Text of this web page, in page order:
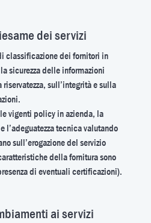
dei servizi
classificazione dei fornitori in
sicurezza delle informazioni
sull’integrità e sulla
vigenti policy in azienda, la
l’adeguatezza tecnica valutando
sull’erogazione del servizio
della fornitura sono
di eventuali certificazioni).
ai servizi